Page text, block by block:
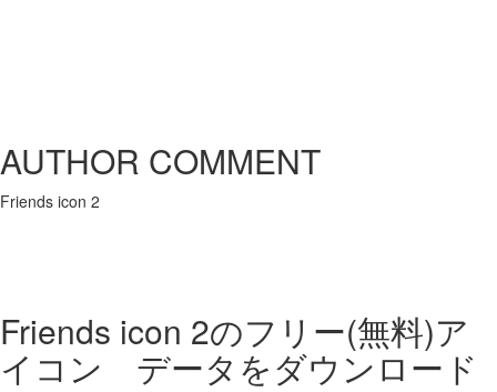
AUTHOR COMMENT
Friends icon 2
Friends icon 2のフリー(無料)ア
イコン データをダウンロード